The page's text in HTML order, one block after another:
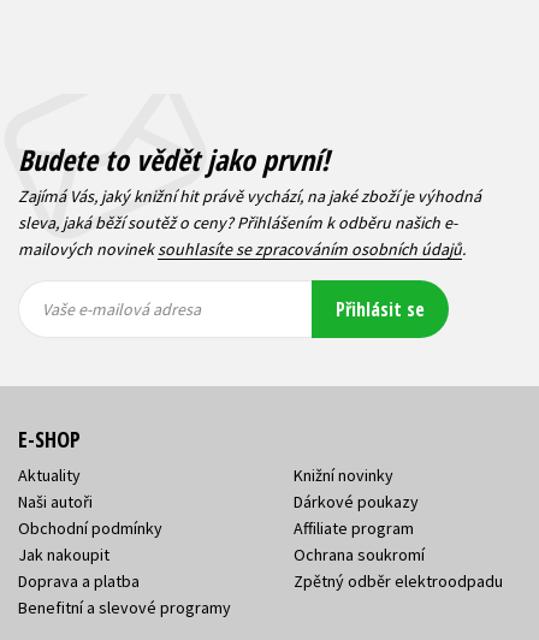
Budete to vědět jako první!
Zajímá Vás, jaký knižní hit právě vychází, na jaké zboží je výhodná
sleva, jaká běží soutěž o ceny? Přihlášením k odběru našich e-
mailových novineksouhlasíte se zpracováním osobních údajů.
mailová
mailová
Vaše e-mailová adresa Přihlásit se
E-SHOP
Aktuality
Naši autoři
Obchodní podmínky
Jak nakoupit
Doprava a platba
Benefitní a slevové programy
Knižní novinky
Dárkové poukazy
Affiliate program
Ochrana soukromí
Zpětný odběr elektroodpadu